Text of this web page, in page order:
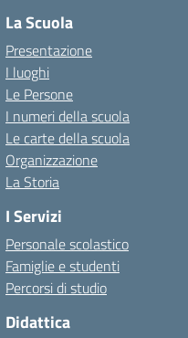
La Scuola
Presentazione
I luoghi
Le Persone
I numeri della scuola
Le carte della scuola
Organizzazione
La Storia
I Servizi
Personale scolastico
Famiglie e studenti
Percorsi di studio
Didattica